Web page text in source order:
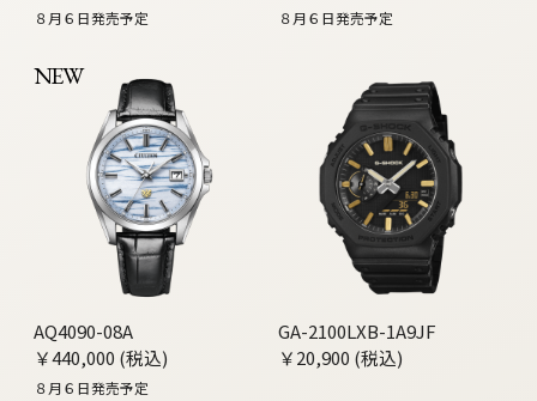
８月６日発売予定 ８月６日発売予定
NEW
AQ4090-08A
￥440,000 (税込)
８月６日発売予定
GA-2100LXB-1A9JF
￥20,900 (税込)